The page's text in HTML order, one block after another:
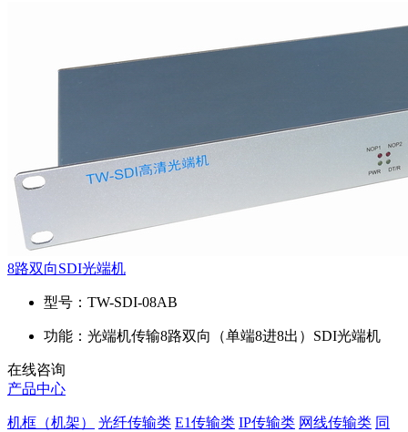
8路双向SDI光端机
型号： TW-SDI-08AB
功能： 光端机传输8路双向（单端8进8出）SDI光端机
在线咨询
产品中心
机框（机架） 光纤传输类 E1传输类 IP传输类 网线传输类 同